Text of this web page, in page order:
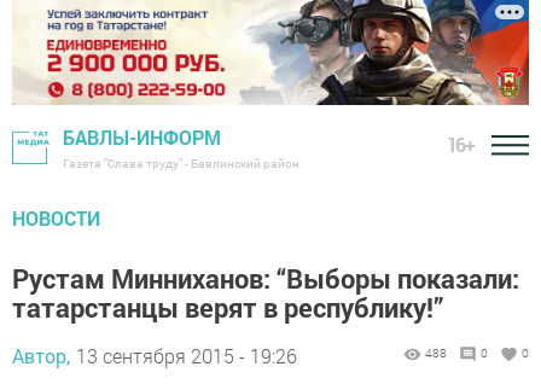
БАВЛЫ-ИНФОРМ
Газета "Слава труду" - Бавлинский район
16+
НОВОСТИ
Рустам Минниханов: “Выборы показали:
татарстанцы верят в республику!”
Автор, 13 сентября 2015 - 19:26 488 0 0